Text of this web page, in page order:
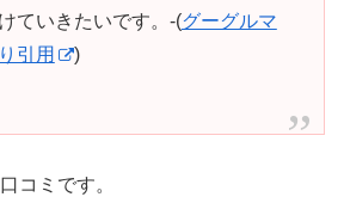
ていきたいです。-(グーグルマ
引用
)
コミです。